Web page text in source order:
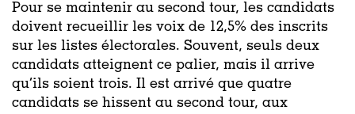
Pour se maintenir au second tour, les candidats
doivent recueillir les voix de 12,5% des inscrits
sur les listes électorales. Souvent, seuls deux
candidats atteignent ce palier, mais il arrive
qu’ils soient trois. Il est arrivé que quatre
candidats se hissent au second tour, aux